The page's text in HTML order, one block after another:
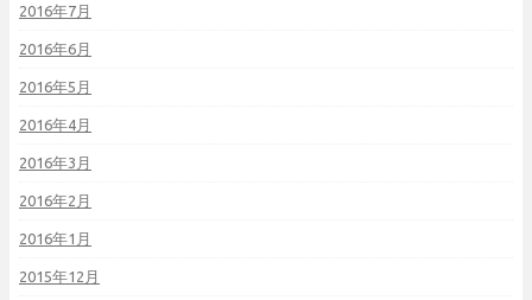
2016年7月
2016年6月
2016年5月
2016年4月
2016年3月
2016年2月
2016年1月
2015年12月